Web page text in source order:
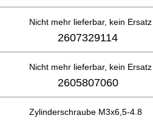
Nicht mehr lieferbar, kein Ersatz
2607329114
Nicht mehr lieferbar, kein Ersatz
2605807060
Zylinderschraube M3x6,5-4.8